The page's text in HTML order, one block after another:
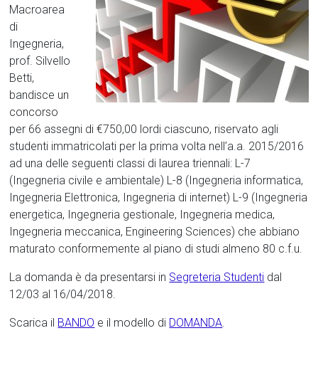
Macroarea
di
Ingegneria,
prof. Silvello
Betti,
bandisce un
concorso
per 66 assegni di €750,00 lordi ciascuno, riservato agli
studenti immatricolati per la prima volta nell’a.a. 2015/2016
ad una delle seguenti classi di laurea triennali: L-7
(Ingegneria civile e ambientale) L-8 (Ingegneria informatica,
Ingegneria Elettronica, Ingegneria di internet) L-9 (Ingegneria
energetica, Ingegneria gestionale, Ingegneria medica,
Ingegneria meccanica, Engineering Sciences) che abbiano
maturato conformemente al piano di studi almeno 80 c.f.u.
La domanda è da presentarsi in Segreteria Studenti dal
12/03 al 16/04/2018.
Scarica il BANDO e il modello di DOMANDA.